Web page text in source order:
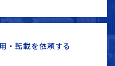
・転載を依頼する